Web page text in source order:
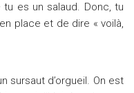
es un salaud. Donc, tu
place et de dire « voilà,
sursaut d’orgueil. On est